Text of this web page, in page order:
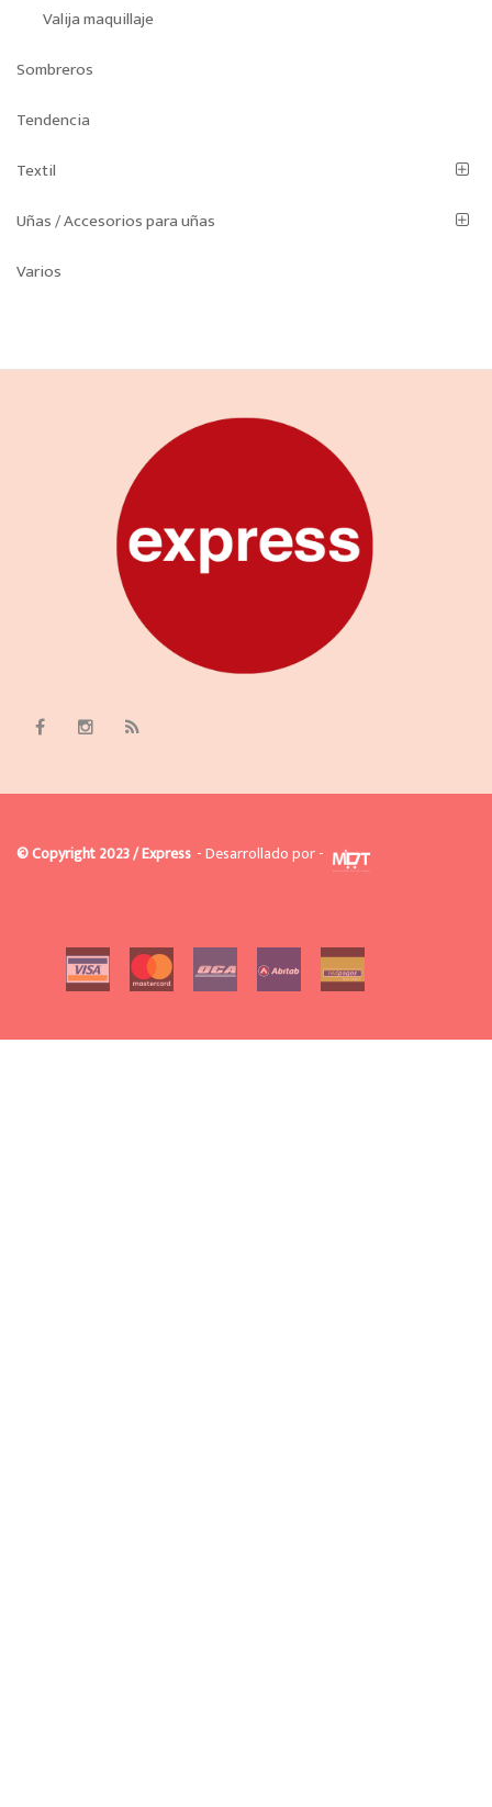
Valija maquillaje
Sombreros
Tendencia
Textil
Uñas / Accesorios para uñas
Varios
© Copyright 2023 / Express - Desarrollado por -